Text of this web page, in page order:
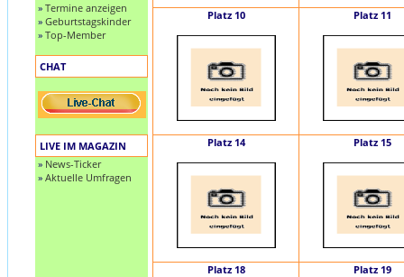
» Termine anzeigen
» Geburtstagskinder
» Top-Member
CHAT
LIVE IM MAGAZIN
» News-Ticker
» Aktuelle Umfragen
Platz 10 Platz 11
Platz 14 Platz 15
Platz 18 Platz 19